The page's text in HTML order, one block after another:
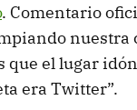
. Comentario
nuestra
que el lugar
era Twitter”.